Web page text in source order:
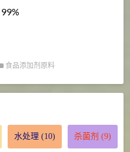
食品添加剂原料
水处理 (10) 杀菌剂 (9)